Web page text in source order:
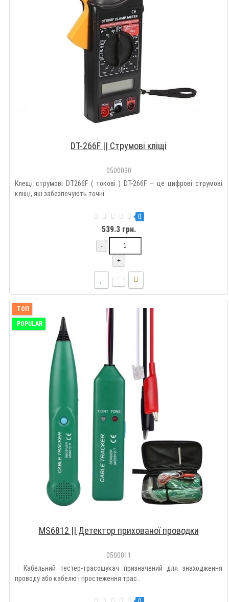
DT-266F || Струмові кліщі
0500030
Клещі струмові DT266F ( токові ) DT-266F – це цифрові струмові
кліщі, які забезпечують точні..
0
539.3 грн.
-
+
ТОП
POPULAR
MS6812 || Детектор прихованої проводки
0500011
Кабельний тестер-трасошукач призначений для знаходження
проводу або кабелю і простеження трас..